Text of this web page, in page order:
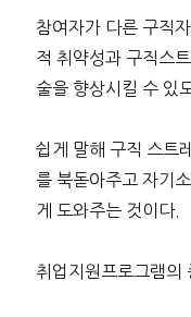
참여자가 다른 구직
적 취약성과 구직스
술을 향상시킬 수 있
쉽게 말해 구직 스트
를 북돋아주고 자기
게 도와주는 것이다.
취업지원프로그램의